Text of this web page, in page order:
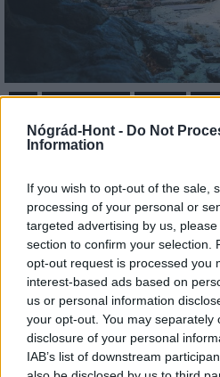
Nógrád-Hont - Do Not
Information
If you wish to opt-out of the sale,
processing of your personal or
targeted advertising by us,
section to confirm your selection.
opt-out request is processed you
interest-based ads based on
us or personal information
your opt-out. You may separately
disclosure of your personal
IAB’s list of downstream
Tata műemlékfelújítás műemlék
Történelmi táj, amelynek
megújul a tatai Angolkert
műemlékek, köztük a különleges
Várkanyarban álló Nepomuki
M1 bővítés:
Bicske Kelet
Új
csomópont